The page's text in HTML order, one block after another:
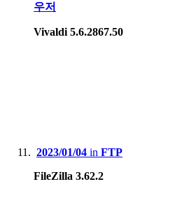
우저
Vivaldi 5.6.2867.50
2023/01/04 in FTP
FileZilla 3.62.2